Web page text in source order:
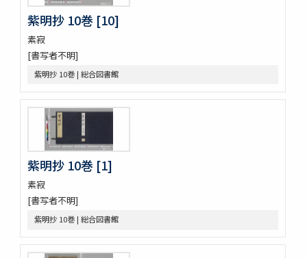
古今集類辭 2巻
甲府新聞
論語 10巻
つれつれ 2巻
曽我物語 12巻
倭名類聚鈔 20巻
令義解 10巻
論語 10巻
論語 10巻
立齋先生標題觧註音釋十八史畧 7巻
元亨釋書 30巻
倭玉篇 3巻
論語 10巻
孟子 14巻
大學
中庸 1巻坿補音釋1巻
紫明抄 10巻 [10]
素寂
[書写者不明]
紫明抄 10巻 | 総合図書館
紫明抄 10巻 [1]
素寂
[書写者不明]
紫明抄 10巻 | 総合図書館